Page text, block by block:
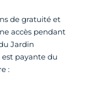
de gratuité et
accès pendant
Jardin
payante du
: